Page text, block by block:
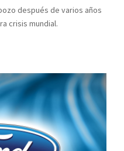
después de varios años
crisis mundial.